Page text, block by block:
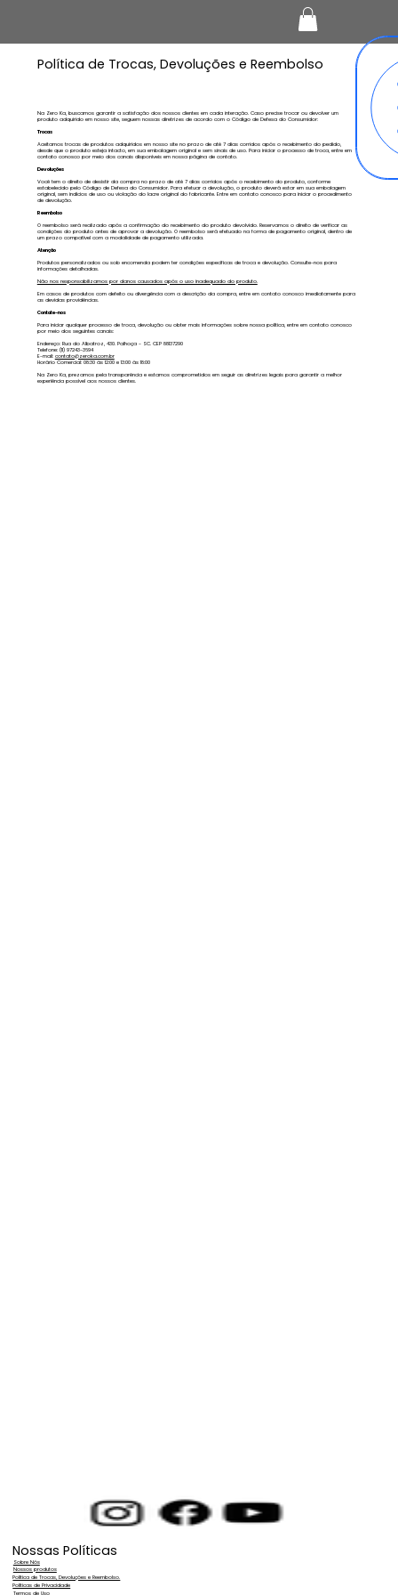
Política de Trocas, Devoluções e Reembolso
Na Zero Ka, buscamos garantir a satisfação dos nossos clientes em cada interação. Caso precise trocar ou devolver um
produto adquirido em nosso site, seguem nossas diretrizes de acordo com o Código de Defesa do Consumidor:
Trocas
Aceitamos trocas de produtos adquiridos em nosso site no prazo de até 7 dias corridos após o recebimento do pedido,
desde que o produto esteja intacto, em sua embalagem original e sem sinais de uso. Para iniciar o processo de troca, entre em
contato conosco por meio dos canais disponíveis em nossa página de contato.
Devoluções
Você tem o direito de desistir da compra no prazo de até 7 dias corridos após o recebimento do produto, conforme
estabelecido pelo Código de Defesa do Consumidor. Para efetuar a devolução, o produto deverá estar em sua embalagem
original, sem indícios de uso ou violação do lacre original do fabricante. Entre em contato conosco para iniciar o procedimento
de devolução.
Reembolso
O reembolso será realizado após a confirmação do recebimento do produto devolvido. Reservamos o direito de verificar as
condições do produto antes de aprovar a devolução. O reembolso será efetuado na forma de pagamento original, dentro de
um prazo compatível com a modalidade de pagamento utilizada.
Atenção
Produtos personalizados ou sob encomenda podem ter condições específicas de troca e devolução. Consulte-nos para
informações detalhadas.
Não nos responsabilizamos por danos causados após o uso inadequado do produto.
Em casos de produtos com defeito ou divergência com a descrição da compra, entre em contato conosco imediatamente para
as devidas providências.
Contate-nos
Para iniciar qualquer processo de troca, devolução ou obter mais informações sobre nossa política, entre em contato conosco
por meio dos seguintes canais:
Endereço: Rua do Albatroz, 430. Palhoça - SC. CEP 88137290
Telefone: (11) 97243-3694
E-mail: contato@zeroka.com.br
Horário Comercial: 08:30 às 12:00 e 13:00 às 18:00
Na Zero Ka, prezamos pela transparência e estamos comprometidos em seguir as diretrizes legais para garantir a melhor
experiência possível aos nossos clientes.
Nossas Políticas
Nossos produtos
Sobre Nós
Política de Trocas, Devoluções e Reembolso.
Políticas de Privacidade
Termos de Uso